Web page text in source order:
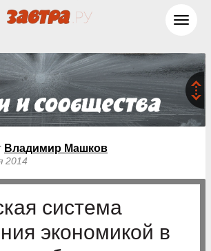
Владимир Машков
2014
система
экономикой в